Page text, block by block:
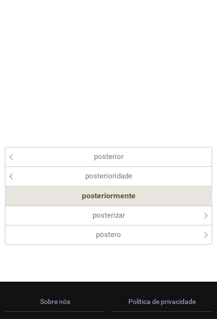
posterior
posterioridade
posteriormente
posterizar
póstero
Sobre nós Política de privacidade